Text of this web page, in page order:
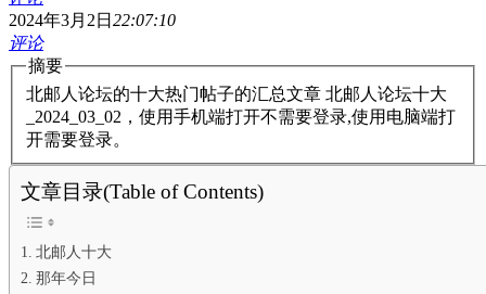
2024年3月2日 22:07:10
评论
摘要
北邮人论坛的十大热门帖子的汇总文章 北邮人论坛十大
_2024_03_02，使用手机端打开不需要登录,使用电脑端打
开需要登录。
文章目录(Table of Contents)
北邮人十大
那年今日